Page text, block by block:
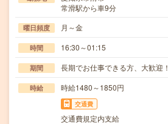
常滑駅から車9分
曜日頻度 月～金
時間 16:30～01:15
期間 長期でお仕事できる方、大歓迎！
時給 時給1480～1850円
交通費
交通費規定内支給